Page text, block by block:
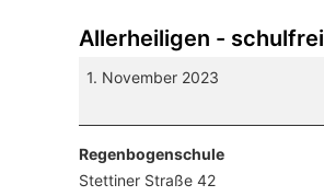
Allerheiligen - schulfrei
Allerheiligen
schulfrei
1. November 2023
Regenbogenschule
Stettiner Straße 42